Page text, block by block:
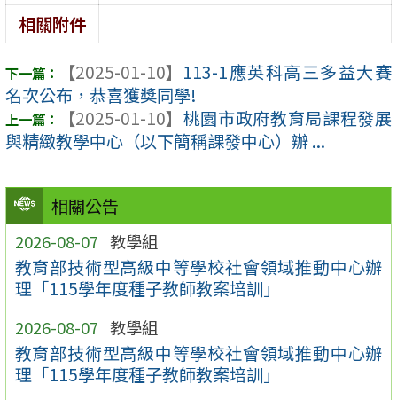
相關公告
2026-08-07 教學組
教育部技術型高級中等學校社會領域推動中心辦
理「115學年度種子教師教案培訓」
2026-08-07 教學組
教育部技術型高級中等學校社會領域推動中心辦
理「115學年度種子教師教案培訓」
相關附件
【2025-01-10】 113-1應英科高三多益大賽
名次公布，恭喜獲獎同學!
【2025-01-10】 桃園市政府教育局課程發展
與精緻教學中心（以下簡稱課發中心）辦 ...